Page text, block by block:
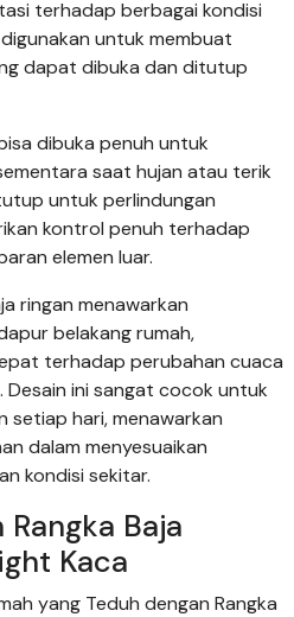
terhadap berbagai kondisi
untuk membuat
dapat dibuka dan ditutup
dibuka penuh untuk
saat hujan atau terik
untuk perlindungan
kontrol penuh terhadap
elemen luar.
ringan menawarkan
belakang rumah,
terhadap perubahan cuaca
ini sangat cocok untuk
setiap hari, menawarkan
dalam menyesuaikan
kondisi sekitar.
Baja
Kaca
yang Teduh dengan Rangka